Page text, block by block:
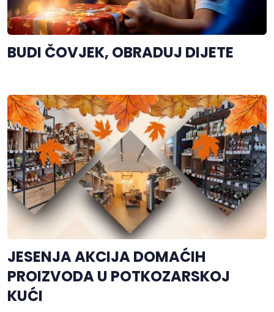
BUDI ČOVJEK, OBRADUJ DIJETE
JESENJA AKCIJA DOMAĆIH
PROIZVODA U POTKOZARSKOJ
KUĆI